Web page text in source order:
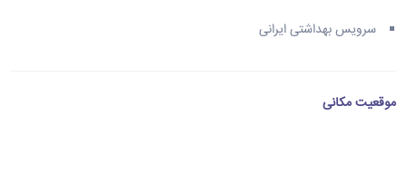
سرویس بهداشتی ایرانی
موقعیت مکانی